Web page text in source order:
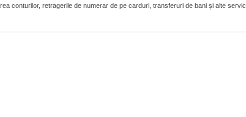
conturilor, retragerile de numerar de pe carduri, transferuri de bani și alte